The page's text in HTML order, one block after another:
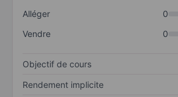
Alléger
0
Vendre
0
Objectif de cours
Rendement implicite